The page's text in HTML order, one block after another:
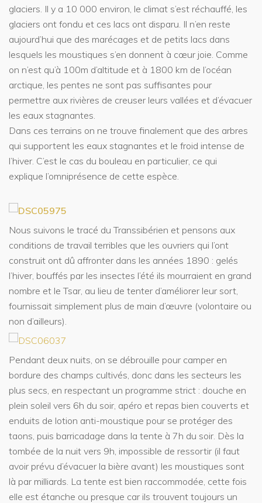
glaciers. Il y a 10 000 environ, le climat s’est réchauffé, les
glaciers ont fondu et ces lacs ont disparu. Il n’en reste
aujourd’hui que des marécages et de petits lacs dans
lesquels les moustiques s’en donnent à cœur joie. Comme
on n’est qu’à 100m d’altitude et à 1800 km de l’océan
arctique, les pentes ne sont pas suffisantes pour
permettre aux rivières de creuser leurs vallées et d’évacuer
les eaux stagnantes.
Dans ces terrains on ne trouve finalement que des arbres
qui supportent les eaux stagnantes et le froid intense de
l’hiver. C’est le cas du bouleau en particulier, ce qui
explique l’omniprésence de cette espèce.
Nous suivons le tracé du Transsibérien et pensons aux
conditions de travail terribles que les ouvriers qui l’ont
construit ont dû affronter dans les années 1890 : gelés
l’hiver, bouffés par les insectes l’été ils mourraient en grand
nombre et le Tsar, au lieu de tenter d’améliorer leur sort,
fournissait simplement plus de main d’œuvre (volontaire ou
non d’ailleurs).
Pendant deux nuits, on se débrouille pour camper en
bordure des champs cultivés, donc dans les secteurs les
plus secs, en respectant un programme strict : douche en
plein soleil vers 6h du soir, apéro et repas bien couverts et
enduits de lotion anti-moustique pour se protéger des
taons, puis barricadage dans la tente à 7h du soir. Dès la
tombée de la nuit vers 9h, impossible de ressortir (il faut
avoir prévu d’évacuer la bière avant) les moustiques sont
là par milliards. La tente est bien raccommodée, cette fois
elle est étanche ou presque car ils trouvent toujours un